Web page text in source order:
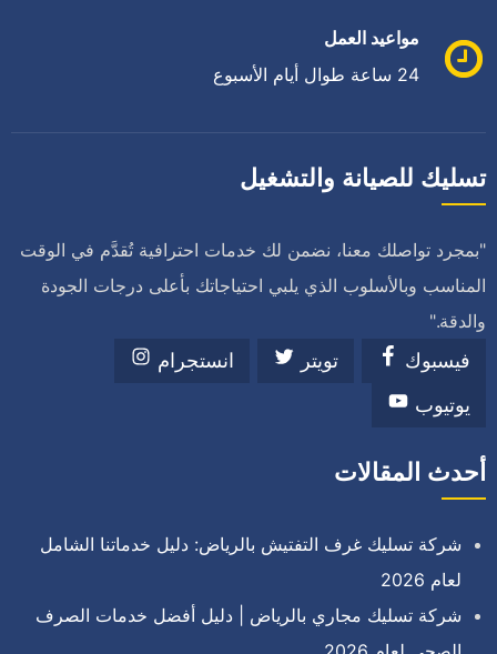
مواعيد العمل
24 ساعة طوال أيام الأسبوع
تسليك للصيانة والتشغيل
"بمجرد تواصلك معنا، نضمن لك خدمات احترافية تُقدَّم في الوقت
المناسب وبالأسلوب الذي يلبي احتياجاتك بأعلى درجات الجودة
والدقة."
فيسبوك تويتر
انستجرام
يوتيوب
أحدث المقالات
شركة تسليك غرف التفتيش بالرياض: دليل خدماتنا الشامل
لعام 2026
شركة تسليك مجاري بالرياض | دليل أفضل خدمات الصرف